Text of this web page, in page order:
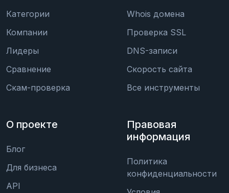
Категории
Компании
Лидеры
Сравнение
Скам-проверка
Whois домена
Проверка SSL
DNS-записи
Скорость сайта
Все инструменты
О проекте
Блог
Для бизнеса
API
Правовая
информация
Политика
конфиденциальности